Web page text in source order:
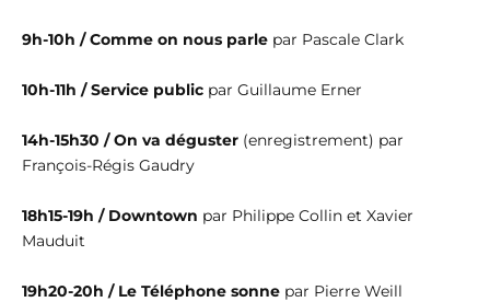
9h-10h / Comme on nous parle par Pascale Clark
10h-11h / Service public par Guillaume Erner
14h-15h30 / On va déguster (enregistrement) par
François-Régis Gaudry
18h15-19h / Downtown par Philippe Collin et Xavier
Mauduit
19h20-20h / Le Téléphone sonne par Pierre Weill